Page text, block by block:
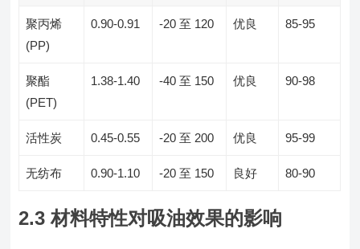
聚丙烯
(PP)
0.90-0.91 -20 至 120 优良 85-95
聚酯
(PET)
1.38-1.40 -40 至 150 优良 90-98
活性炭 0.45-0.55 -20 至 200 优良 95-99
无纺布 0.90-1.10 -20 至 150 良好 80-90
2.3 材料特性对吸油效果的影响